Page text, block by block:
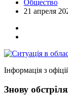
Общество
21 апреля
Інформація з
Знову